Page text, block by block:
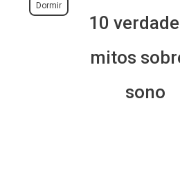
Dormir
10
mitos
sono